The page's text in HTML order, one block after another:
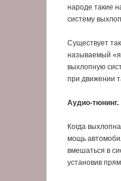
народе такие
систему
Существует
называемый
выхлопную
при движении
Аудио-тюнинг.
Когда
мощь
вмешаться в
установив